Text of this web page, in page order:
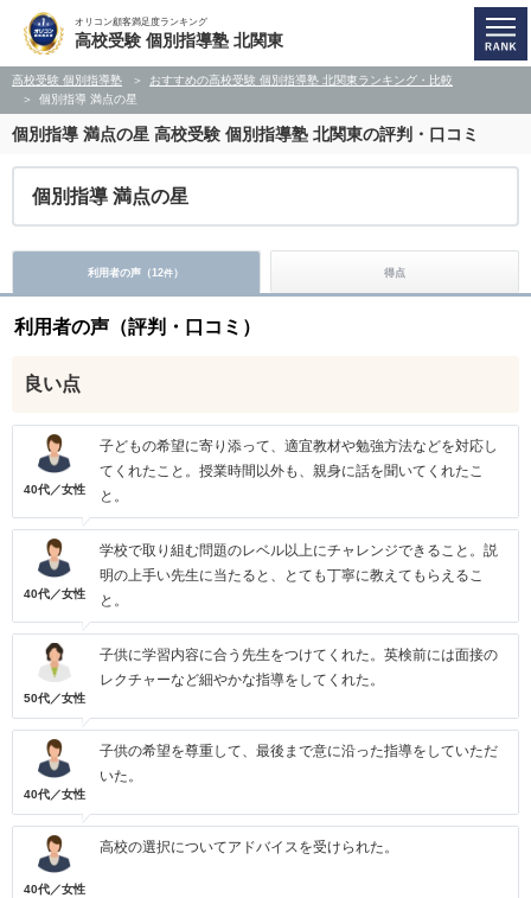
オリコン顧客満足度ランキング
高校受験 個別指導塾 北関東
高校受験 個別指導塾
おすすめの高校受験 個別指導塾 北関東ランキング・比較
個別指導 満点の星
個別指導 満点の星 高校受験 個別指導塾 北関東の評判・口コミ
個別指導 満点の星
利用者の声（12件） 得点
利用者の声（評判・口コミ）
良い点
40代／女性
子どもの希望に寄り添って、適宜教材や勉強方法などを対応し
てくれたこと。授業時間以外も、親身に話を聞いてくれたこ
と。
40代／女性
学校で取り組む問題のレベル以上にチャレンジできること。説
明の上手い先生に当たると、とても丁寧に教えてもらえるこ
と。
50代／女性
子供に学習内容に合う先生をつけてくれた。英検前には面接の
レクチャーなど細やかな指導をしてくれた。
40代／女性
子供の希望を尊重して、最後まで意に沿った指導をしていただ
いた。
40代／女性
高校の選択についてアドバイスを受けられた。